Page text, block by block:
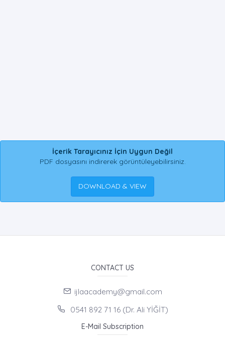
İçerik Tarayıcınız İçin Uygun Değil
PDF dosyasını indirerek görüntüleyebilirsiniz.
DOWNLOAD & VIEW
CONTACT US
ijlaacademy@gmail.com
0541 892 71 16 (Dr. Ali YİĞİT)
E-Mail Subscription